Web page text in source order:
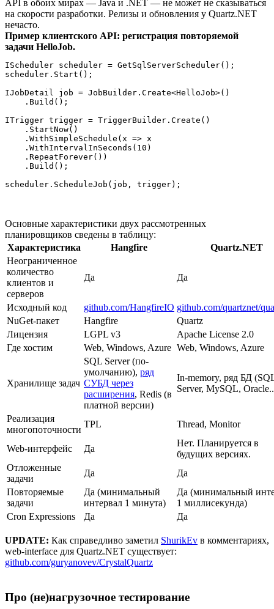
API в обоих мирах — Java и .NET — не может не сказываться
на скорости разработки. Релизы и обновления у Quartz.NET
нечасто.
Пример клиентского API: регистрация повторяемой
задачи HelloJob.
IScheduler scheduler = GetSqlServerScheduler();
scheduler.Start();
IJobDetail job = JobBuilder.Create<HelloJob>()
    .Build();
ITrigger trigger = TriggerBuilder.Create()
    .StartNow()
    .WithSimpleSchedule(x => x
    .WithIntervalInSeconds(10)
    .RepeatForever())
    .Build();
scheduler.ScheduleJob(job, trigger);
Основные характеристики двух рассмотренных
планировщиков сведены в таблицу:
Характеристика
Hangfire
Quartz.NET
Неограниченное
количество
клиентов и
серверов
Да Да
Исходный код github.com/HangfireIO github.com/quartznet/
NuGet-пакет
Hangfire
Quartz
Лицензия
LGPL v3
Apache License 2.0
Где хостим
Web, Windows, Azure Web, Windows, Azure
Хранилище задач
SQL Server (по-
умолчанию), ряд
СУБД через
расширения, Redis (в
платной версии)
In-memory, ряд БД
Server, MySQL,
Реализация
многопоточности
TPL Thread, Monitor
Web-интерфейс Да
Нет. Планируется в
будущих версиях.
Отложенные
задачи
Да
Да
Повторяемые
задачи
Да (минимальный
интервал 1 минута)
Да (минимальный
1 миллисекунда)
Cron Expressions
Да Да
UPDATE: Как справедливо заметил ShurikEv в комментариях,
web-interface для Quartz.NET существует:
github.com/guryanovev/CrystalQuartz
Про (не)нагрузочное тестирование